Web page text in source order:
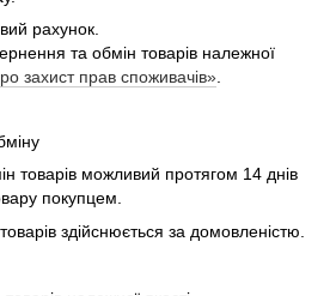
рахунок.
та обмін товарів належної
захист прав споживачів»
товарів можливий протягом 14 днів
покупцем.
здійснюється за домовленістю.